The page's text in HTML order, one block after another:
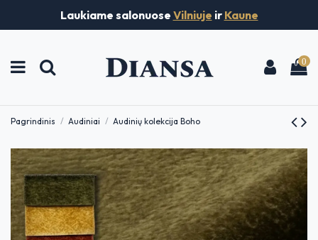
Laukiame salonuose Vilniuje ir Kaune
0
Pagrindinis Audiniai Audinių kolekcija Boho